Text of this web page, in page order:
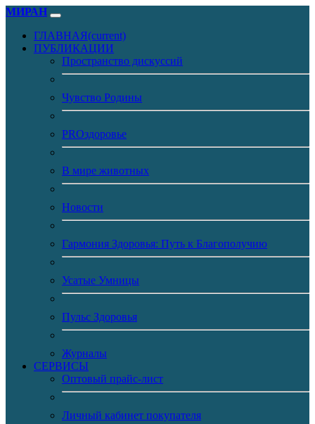
МИРАН
ГЛАВНАЯ(current)
ПУБЛИКАЦИИ
Пространство дискуссий
Чувство Родины
PROздоровье
В мире животных
Новости
Гармония Здоровья: Путь к Благополучию
Усатые Умницы
Пульс Здоровья
Журналы
CЕРВИСЫ
Оптовый прайс-лист
Личный кабинет покупателя